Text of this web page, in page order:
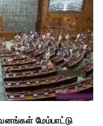
மேம்பாட்டு